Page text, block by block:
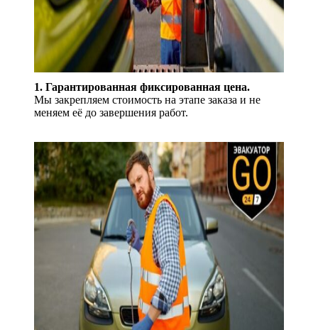
1. Гарантированная фиксированная цена.
Мы закрепляем стоимость на этапе заказа и не
меняем её до завершения работ.